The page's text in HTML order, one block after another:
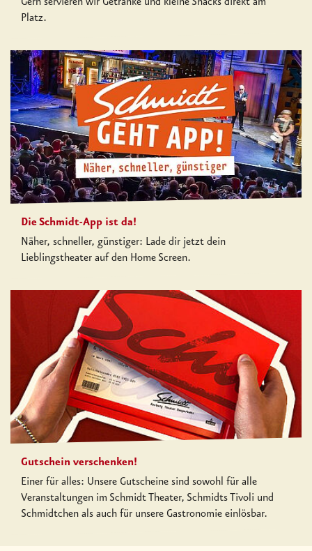
Platz.
Die Schmidt-App ist da!
Näher, schneller, günstiger: Lade dir jetzt dein
Lieblingstheater auf den Home Screen.
Gutschein verschenken!
Einer für alles: Unsere Gutscheine sind sowohl für alle
Veranstaltungen im Schmidt Theater, Schmidts Tivoli und
Schmidtchen als auch für unsere Gastronomie einlösbar.